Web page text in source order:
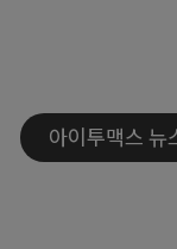
아이투맥스 뉴